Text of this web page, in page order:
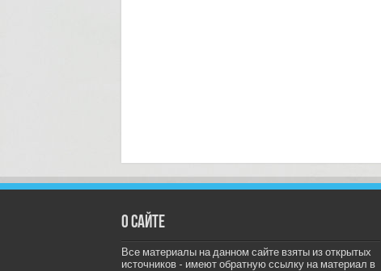
О сайте
Все материалы на данном сайте взяты из открытых
источников - имеют обратную ссылку на материал в